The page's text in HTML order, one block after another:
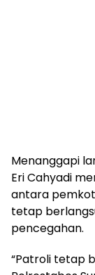
Menanggapi
Eri Cahyadi
antara
tetap
pencegahan.
“Patroli tetap